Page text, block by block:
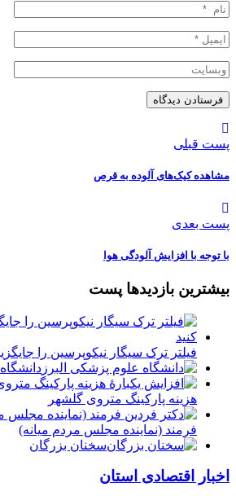
پست قبلی
️مشاهده کیک‌های آلوده به قرص
پست بعدی
️با توجه با افزایش آلودگی هوا
بیشترین بازدیدها پست
فیلتر ترک سیگار نیکوپرسین را
هزینه پارکینگ متروی گلشهر
فرمند (نماينده مجلس مردم میانه)
سخنان بزرگان
اخبار اقتصادی استان